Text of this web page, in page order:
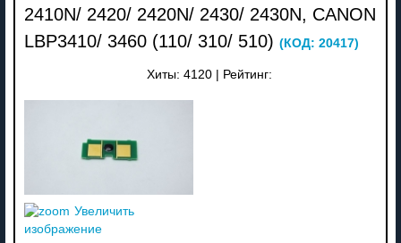
2410N/ 2420/ 2420N/ 2430/ 2430N, CANON
LBP3410/ 3460 (110/ 310/ 510) (КОД: 20417)
Хиты: 4120 Рейтинг:
Увеличить
изображение